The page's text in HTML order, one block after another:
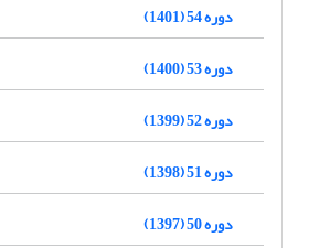
دوره 54 (1401)
دوره 53 (1400)
دوره 52 (1399)
دوره 51 (1398)
دوره 50 (1397)